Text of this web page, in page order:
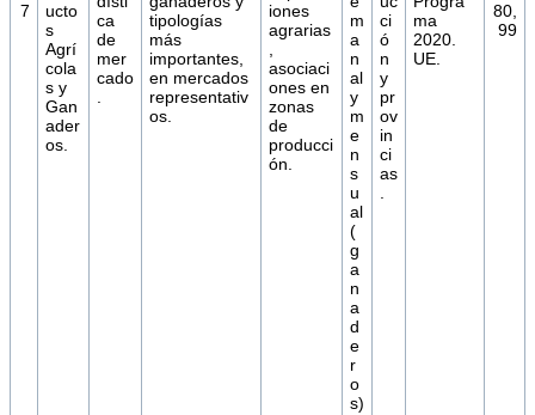
7
ucto
s
Agrí
cola
s y
Gan
ader
os.
ca
de
mer
cado
tipologías
más
importantes,
en mercados
representativ
os.
iones
agrarias
asociaci
ones en
zonas
de
producci
ón.
m
a
n
al
y
m
e
n
s
u
al
(
g
a
n
a
d
e
r
o
s)
ci
ó
n
y
pr
ov
in
ci
as
ma
2020.
UE.
80,
99